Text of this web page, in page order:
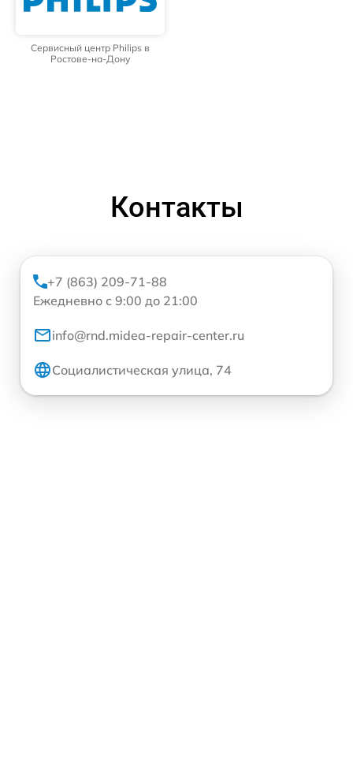
Сервисный центр Philips в
Ростове-на-Дону
Контакты
+7 (863) 209-71-88
Ежедневно с 9:00 до 21:00
info@rnd.midea-repair-center.ru
Социалистическая улица, 74